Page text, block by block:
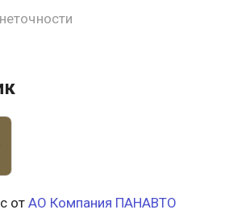
от АО Компания ПАНАВТО